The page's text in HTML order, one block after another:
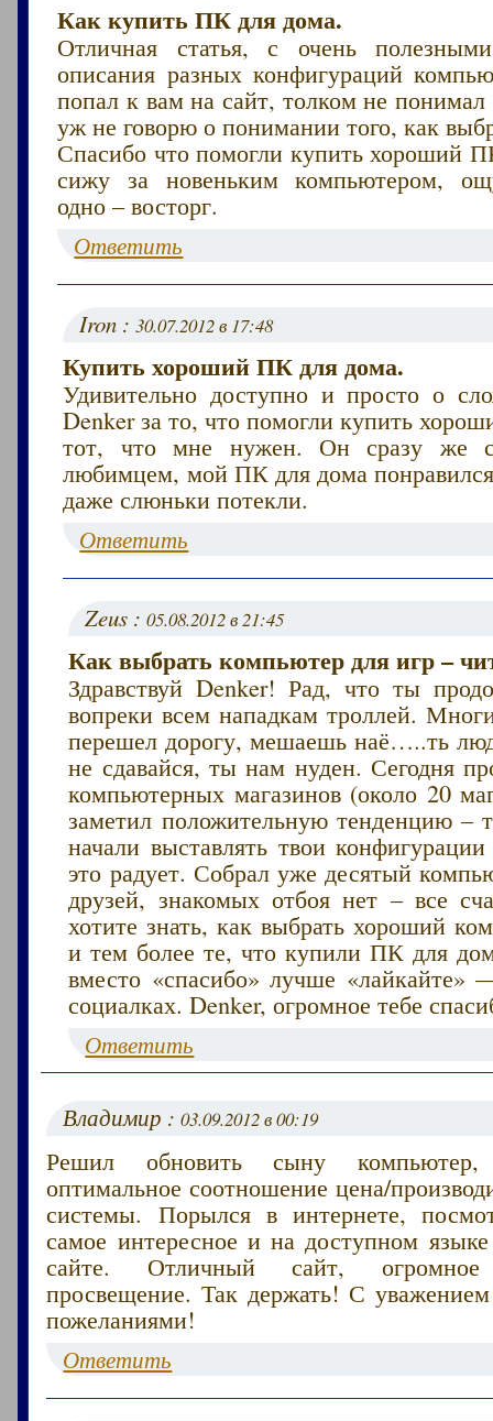
Как купить ПК для дома.
Отличная статья, с очень
описания разных конфигураций
попал к вам на сайт, толком не
уж не говорю о понимании того, как
Спасибо что помогли купить хороший
сижу за новеньким компьютером,
одно – восторг.
Ответить
Iron :30.07.2012 в 17:48
Купить хороший ПК для дома.
Удивительно доступно и просто о
Denker за то, что помогли купить
тот, что мне нужен. Он сразу же
любимцем, мой ПК для дома
даже слюньки потекли.
Ответить
Zeus :05.08.2012 в 21:45
Как выбрать компьютер для игр –
Здравствуй Denker! Рад, что ты
вопреки всем нападкам троллей.
перешел дорогу, мешаешь наё…..ть
не сдавайся, ты нам нуден. Сегодня
компьютерных магазинов (около 20
заметил положительную тенденцию –
начали выставлять твои
это радует. Собрал уже десятый
друзей, знакомых отбоя нет – все
хотите знать, как выбрать хороший
и тем более те, что купили ПК для
вместо «спасибо» лучше «лайкайте»
социалках. Denker, огромное тебе
Ответить
Владимир :03.09.2012 в 00:19
Решил обновить сыну
оптимальное соотношение цена/
системы. Порылся в интернете,
самое интересное и на доступном
сайте. Отличный сайт,
просвещение. Так держать! С
пожеланиями!
Ответить